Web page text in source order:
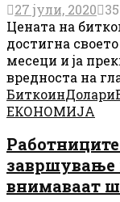
27 јули, 2020
Цената на
достигна
месеци и ја
вредноста на
БиткоинДолари
ЕКОНОМИЈА
завршување
внимаваат